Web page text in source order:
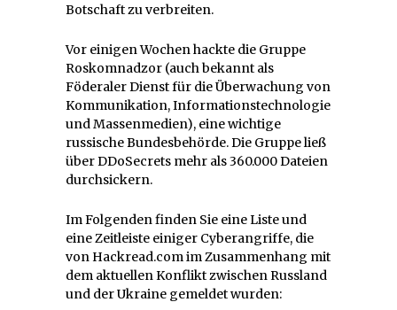
Botschaft zu verbreiten.
Vor einigen Wochen hackte die Gruppe
Roskomnadzor (auch bekannt als
Föderaler Dienst für die Überwachung von
Kommunikation, Informationstechnologie
und Massenmedien), eine wichtige
russische Bundesbehörde. Die Gruppe ließ
über DDoSecrets mehr als 360.000 Dateien
durchsickern.
Im Folgenden finden Sie eine Liste und
eine Zeitleiste einiger Cyberangriffe, die
von Hackread.com im Zusammenhang mit
dem aktuellen Konflikt zwischen Russland
und der Ukraine gemeldet wurden: